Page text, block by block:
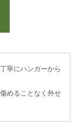
寧にハンガーから
めることなく外せ